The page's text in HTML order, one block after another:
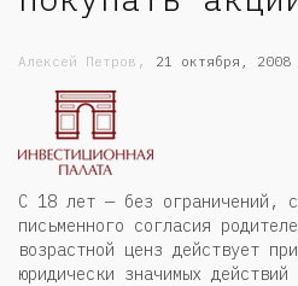
Алексей Петров , 21 октября, 2008
С 18 лет — без ограничений,
письменного согласия
возрастной ценз действует
юридически значимых